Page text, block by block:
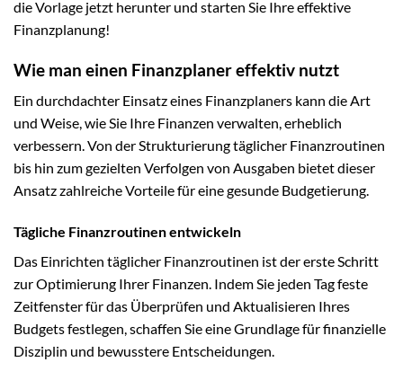
die Vorlage jetzt herunter und starten Sie Ihre effektive
Finanzplanung!
Wie man einen Finanzplaner effektiv nutzt
Ein durchdachter Einsatz eines Finanzplaners kann die Art
und Weise, wie Sie Ihre Finanzen verwalten, erheblich
verbessern. Von der Strukturierung täglicher Finanzroutinen
bis hin zum gezielten Verfolgen von Ausgaben bietet dieser
Ansatz zahlreiche Vorteile für eine gesunde Budgetierung.
Tägliche Finanzroutinen entwickeln
Das Einrichten täglicher Finanzroutinen ist der erste Schritt
zur Optimierung Ihrer Finanzen. Indem Sie jeden Tag feste
Zeitfenster für das Überprüfen und Aktualisieren Ihres
Budgets festlegen, schaffen Sie eine Grundlage für finanzielle
Disziplin und bewusstere Entscheidungen.